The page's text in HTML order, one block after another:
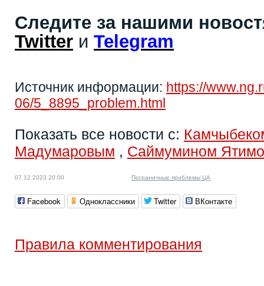
Следите за нашими
Twitter и Telegram
Источник информации: https://
06/5_8895_problem.html
Показать все новости с:
Мадумаровым , Саймумином
07.12.2023 20:00 Пограничные проблемы ЦА
Facebook Одноклассники Twitter ВКонтакте
Правила комментирования